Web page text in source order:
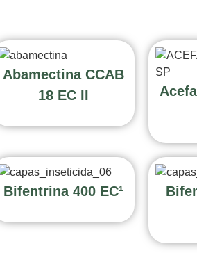
Abamectina CCAB
18 EC II
Bifentrina 400 EC¹